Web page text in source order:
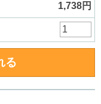
1,738円